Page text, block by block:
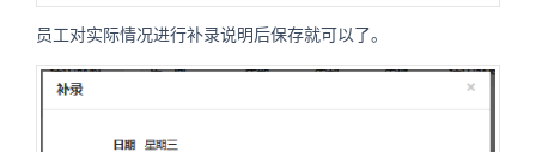
员工对实际情况进行补录说明后保存就可以了。